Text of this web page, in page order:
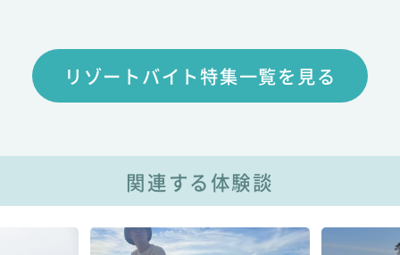
リゾートバイト特集一覧を見る
関連する体験談